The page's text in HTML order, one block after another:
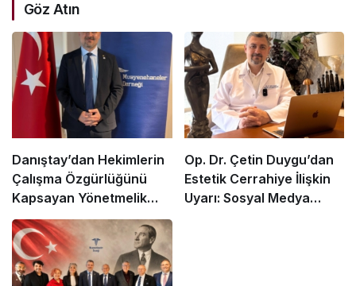
Göz Atın
Danıştay’dan Hekimlerin
Çalışma Özgürlüğünü
Kapsayan Yönetmelik
Hükümlerine Dair Ara
Karar
Op. Dr. Çetin Duygu’dan
Estetik Cerrahiye İlişkin
Uyarı: Sosyal Medya